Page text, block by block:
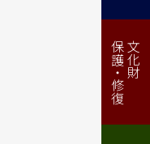
文化財
保護・修復